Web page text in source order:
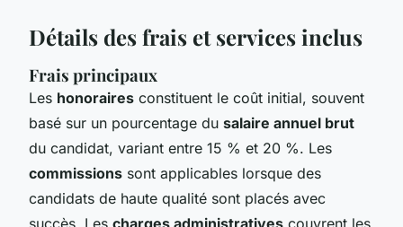
Détails des frais et services inclus
Frais principaux
Les honoraires constituent le coût initial, souvent
basé sur un pourcentage du salaire annuel brut
du candidat, variant entre 15 % et 20 %. Les
commissions sont applicables lorsque des
candidats de haute qualité sont placés avec
succès. Les charges administratives couvrent les